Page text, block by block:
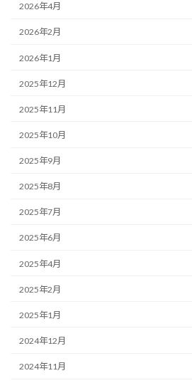
2026年4月
2026年2月
2026年1月
2025年12月
2025年11月
2025年10月
2025年9月
2025年8月
2025年7月
2025年6月
2025年4月
2025年2月
2025年1月
2024年12月
2024年11月